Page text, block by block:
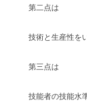
第二点は
技術と生産性を
第三点は
技能者の技能水